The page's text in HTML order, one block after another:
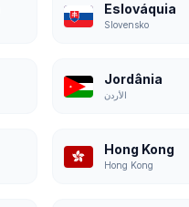
Eslováquia
Slovensko
Jordânia
الأردن
Hong Kong
Hong Kong